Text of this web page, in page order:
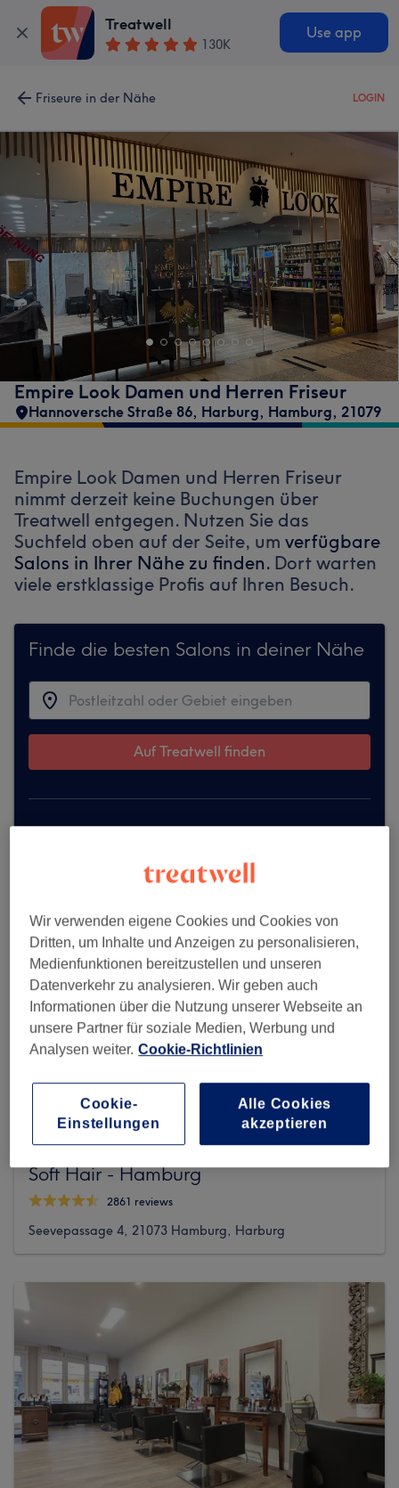
Treatwell
130K
Use app
Friseure in der Nähe LOGIN
Empire Look Damen und Herren Friseur
Hannoversche Straße 86, Harburg, Hamburg, 21079
Empire Look Damen und Herren Friseur
nimmt derzeit keine Buchungen über
Treatwell entgegen. Nutzen Sie das
Suchfeld oben auf der Seite, um verfügbare
Salons in Ihrer Nähe zu finden. Dort warten
viele erstklassige Profis auf Ihren Besuch.
Finde die besten Salons in deiner Nähe
Auf Treatwell finden
Soft Hair - Hamburg
2861 reviews
Seevepassage 4, 21073 Hamburg, Harburg
Wir verwenden eigene Cookies und Cookies von
Dritten, um Inhalte und Anzeigen zu personalisieren,
Medienfunktionen bereitzustellen und unseren
Datenverkehr zu analysieren. Wir geben auch
Informationen über die Nutzung unserer Webseite an
unsere Partner für soziale Medien, Werbung und
Analysen weiter. Cookie-Richtlinien
Cookie-
Einstellungen
Alle Cookies
akzeptieren